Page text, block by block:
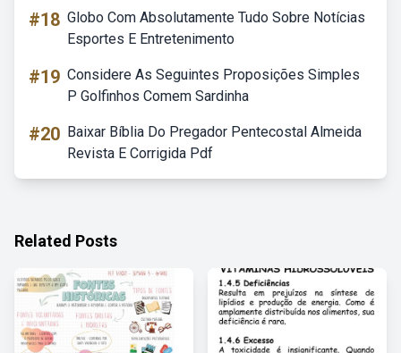
#18 Globo Com Absolutamente Tudo Sobre Notícias
Esportes E Entretenimento
#19 Considere As Seguintes Proposições Simples
P Golfinhos Comem Sardinha
#20 Baixar Bíblia Do Pregador Pentecostal Almeida
Revista E Corrigida Pdf
Related Posts